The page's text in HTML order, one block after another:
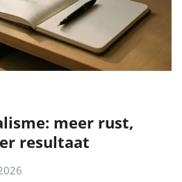
meer rust,
resultaat